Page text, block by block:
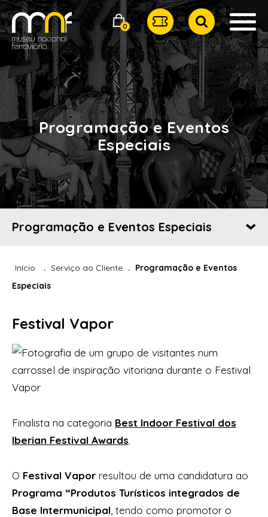
0
Programação e Eventos
Especiais
Programação e Eventos Especiais
Início Serviço ao Cliente
Programação e Eventos
Especiais
Festival Vapor
Finalista na categoria Best Indoor Festival dos
Iberian Festival Awards.
O Festival Vapor resultou de uma candidatura ao
Programa “Produtos Turísticos integrados de
Base Intermunicipal , tendo como promotor o